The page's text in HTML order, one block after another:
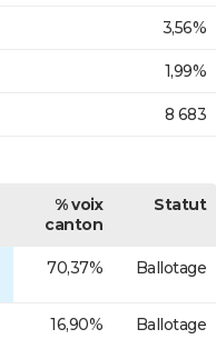
3,56%
1,99%
8 683
% voix
canton
Statut
70,37% Ballotage
16,90% Ballotage